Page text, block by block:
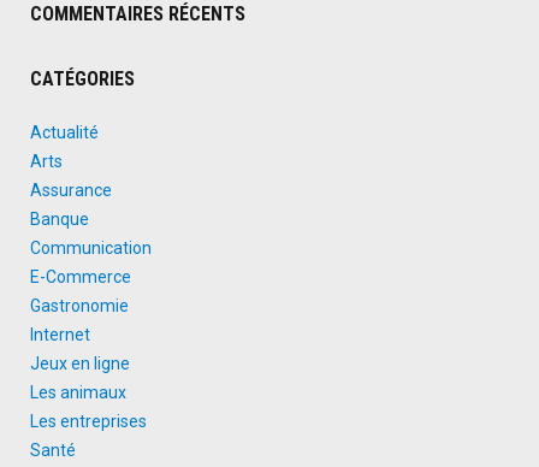
COMMENTAIRES RÉCENTS
CATÉGORIES
Actualité
Arts
Assurance
Banque
Communication
E-Commerce
Gastronomie
Internet
Jeux en ligne
Les animaux
Les entreprises
Santé